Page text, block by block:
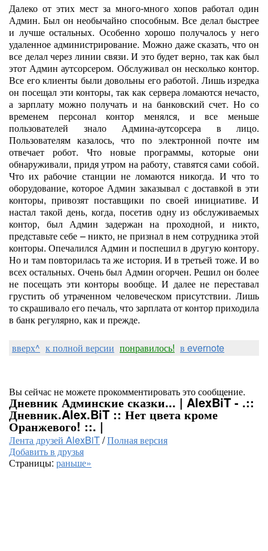
Далеко от этих мест за много-много хопов работал один
Админ. Был он необычайно способным. Все делал быстрее
и лучше остальных. Особенно хорошо получалось у него
удаленное администрирование. Можно даже сказать, что он
все делал через линии связи. И это будет верно, так как был
этот Админ аутсорсером. Обслуживал он несколько контор.
Все его клиенты были довольны его работой. Лишь изредка
он посещал эти конторы, так как сервера ломаются нечасто,
а зарплату можно получать и на банковский счет. Но со
временем персонал контор менялся, и все меньше
пользователей знало Админа-аутсорсера в лицо.
Пользователям казалось, что по электронной почте им
отвечает робот. Что новые программы, которые они
обнаруживали, придя утром на работу, ставятся сами собой.
Что их рабочие станции не ломаются никогда. И что то
оборудование, которое Админ заказывал с доставкой в эти
конторы, привозят поставщики по своей инициативе. И
настал такой день, когда, посетив одну из обслуживаемых
контор, был Админ задержан на проходной, и никто,
представьте себе – никто, не признал в нем сотрудника этой
конторы. Опечалился Админ и поспешил в другую контору.
Но и там повторилась та же история. И в третьей тоже. И во
всех остальных. Очень был Админ огорчен. Решил он более
не посещать эти конторы вообще. И далее не переставал
грустить об утраченном человеческом присутствии. Лишь
то скрашивало его печаль, что зарплата от контор приходила
в банк регулярно, как и прежде.
вверх^ к полной версии понравилось! в evernote
Вы сейчас не можете прокомментировать это сообщение.
Дневник Админские сказки... | AlexBiT - .::
Дневник.Alex.BiT :: Нет цвета кроме
Оранжевого! ::. |
Лента друзей AlexBiT/Полная версия
Добавить в друзья
Страницы: раньше»